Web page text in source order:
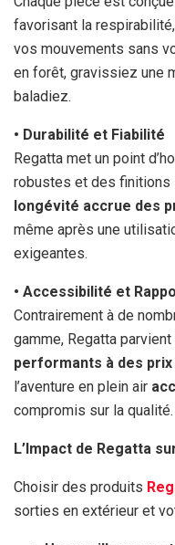
favorisant la
vos mouvements sans
en forêt, gravissiez une
baladiez.
• Durabilité et Fiabilité
Regatta met un point
robustes et des finitions
longévité accrue des
même après une
exigeantes.
• Accessibilité et
Contrairement à de
gamme, Regatta parvient
performants à des
l’aventure en plein air
compromis sur la qualité.
L’Impact de Regatta
Choisir des produits
sorties en extérieur et